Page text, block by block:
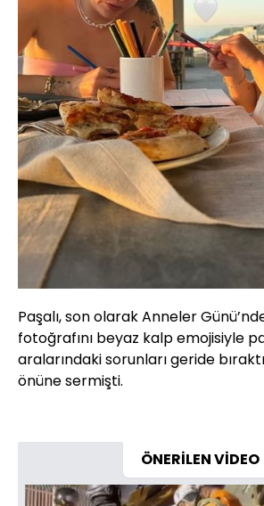
Paşalı, son olarak Anneler
fotoğrafını beyaz kalp emojisiyle
aralarındaki sorunları geride
önüne sermişti.
ÖNERİLEN VİDEO